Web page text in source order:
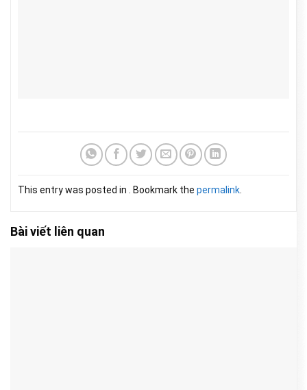
This entry was posted in . Bookmark the permalink
Bài viết liên quan